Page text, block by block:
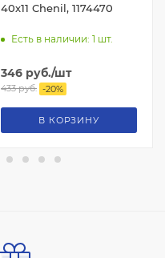
40х11 Chenil, 1174470
Есть в наличии: 1 шт.
346 руб./шт
433руб. -20%
В КОРЗИНУ